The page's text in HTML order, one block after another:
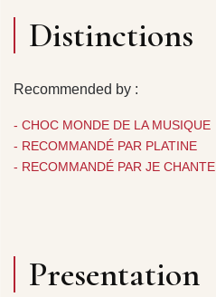
Distinctions
Recommended by :
- CHOC MONDE DE LA MUSIQUE
- RECOMMANDÉ PAR PLATINE
- RECOMMANDÉ PAR JE CHANTE
Presentation